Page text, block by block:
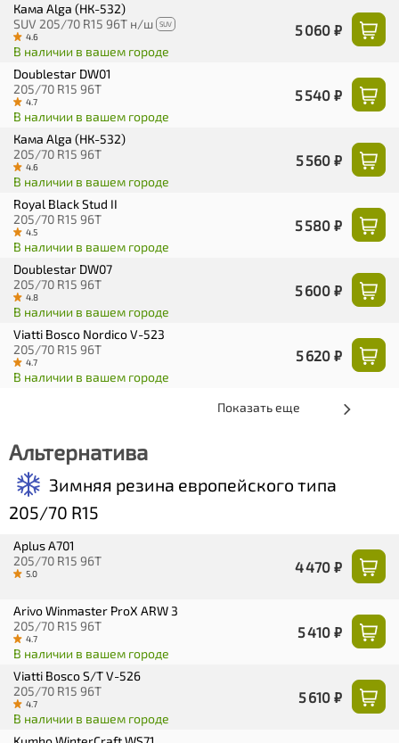
Кама Alga (НК-532)
SUV 205/70 R15 96T н/ш
SUV
4.6
В наличии в вашем городе
5 060 ₽
Doublestar DW01
205/70 R15 96T
4.7
В наличии в вашем городе
5 540 ₽
Кама Alga (НК-532)
205/70 R15 96T
4.6
В наличии в вашем городе
5 560 ₽
Royal Black Stud II
205/70 R15 96T
4.5
В наличии в вашем городе
5 580 ₽
Doublestar DW07
205/70 R15 96T
4.8
В наличии в вашем городе
5 600 ₽
Viatti Bosco Nordico V-523
205/70 R15 96T
4.7
В наличии в вашем городе
5 620 ₽
Показать еще
Альтернатива
Зимняя резина европейского типа
205/70 R15
Aplus A701
205/70 R15 96T
5.0 4 470 ₽
Arivo Winmaster ProX ARW 3
205/70 R15 96T
4.7
В наличии в вашем городе
5 410 ₽
Viatti Bosco S/T V-526
205/70 R15 96T
4.7
В наличии в вашем городе
5 610 ₽